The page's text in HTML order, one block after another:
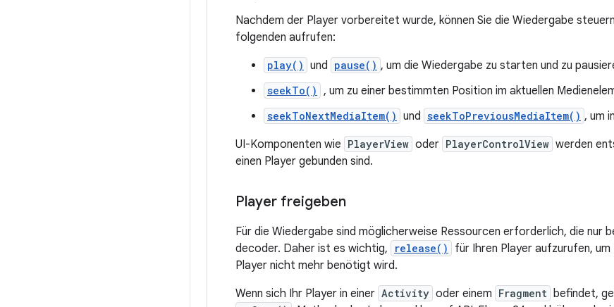
Nachdem der Player vorbereitet wurde, können Sie die Wiedergabe
folgenden aufrufen:
play() und pause() , um die Wiedergabe zu starten und zu
seekTo() , um zu einer bestimmten Position im aktuellen
seekToNextMediaItem() und seekToPreviousMediaItem() , um
UI-Komponenten wie PlayerView oder PlayerControlView werden
einen Player gebunden sind.
Player freigeben
Für die Wiedergabe sind möglicherweise Ressourcen erforderlich, die nur
decoder. Daher ist es wichtig,
release()
für Ihren Player aufzurufen,
Player nicht mehr benötigt wird.
Wenn sich Ihr Player in einer Activity oder einem Fragment befindet,